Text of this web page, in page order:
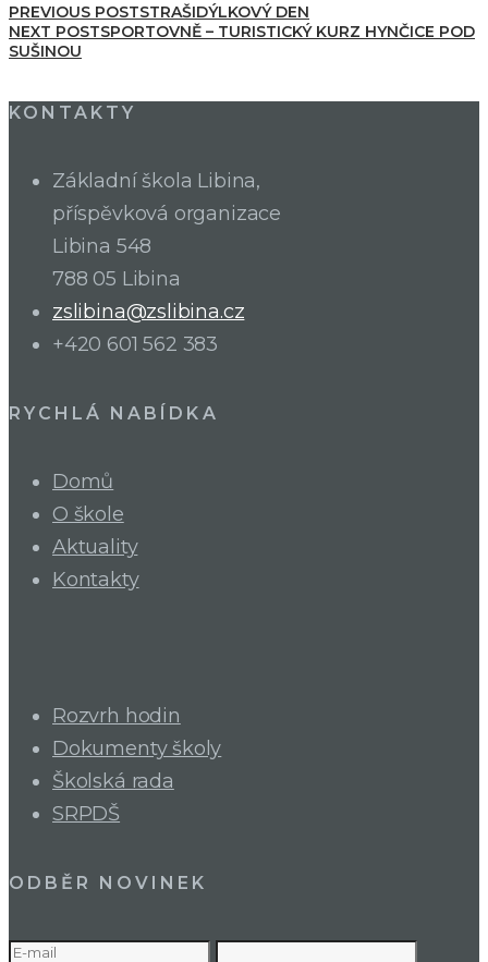
PREVIOUS POSTSTRAŠIDÝLKOVÝ DEN
NEXT POSTSPORTOVNĚ – TURISTICKÝ KURZ HYNČICE POD
SUŠINOU
KONTAKTY
Základní škola Libina,
příspěvková organizace
Libina 548
788 05 Libina
zslibina@zslibina.cz
+420 601 562 383
RYCHLÁ NABÍDKA
Domů
O škole
Aktuality
Kontakty
Rozvrh hodin
Dokumenty školy
Školská rada
SRPDŠ
ODBĚR NOVINEK